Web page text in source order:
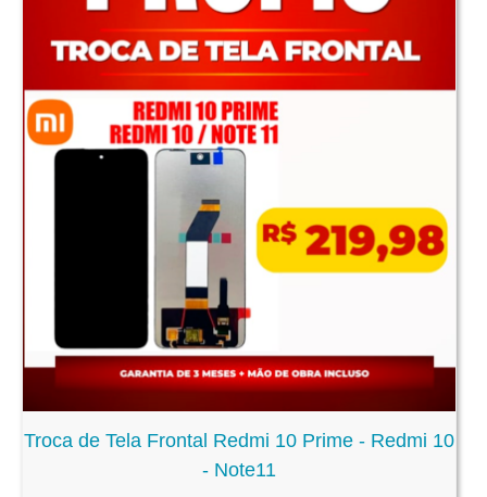
Troca de Tela Frontal Redmi 10 Prime - Redmi 10
- Note11